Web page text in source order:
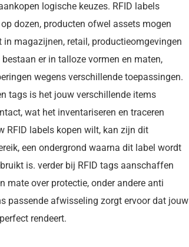
logische keuzes. RFID labels
dozen, producten ofwel assets mogen
magazijnen, retail, productieomgevingen
er in talloze vormen en maten,
wegens verschillende toepassingen.
tags is het jouw verschillende items
wat het inventariseren en traceren
RFID labels kopen wilt, kan zijn dit
een ondergrond waarna dit label wordt
is. verder bij RFID tags aanschaffen
mate over protectie, onder andere anti
passende afwisseling zorgt ervoor dat jouw
rendeert.